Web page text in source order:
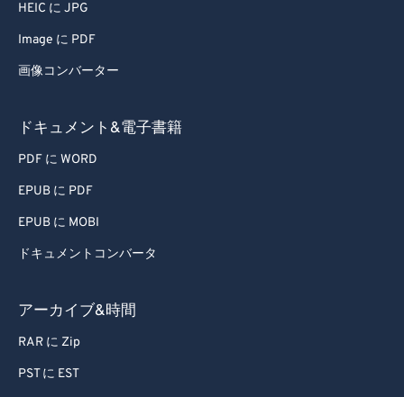
HEIC に JPG
Image に PDF
画像コンバーター
ドキュメント&電子書籍
PDF に WORD
EPUB に PDF
EPUB に MOBI
ドキュメントコンバータ
アーカイブ&時間
RAR に Zip
PST に EST